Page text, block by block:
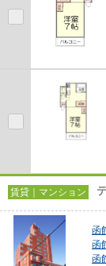
賃貸｜マンション
函
函
函